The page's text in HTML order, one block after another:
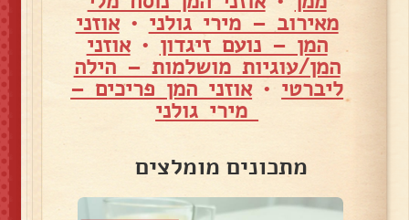
מאירוב – מירי גולני •אוזני
המן – נועם זיגדון •אוזני
המן/עוגיות מושלמות – הילה
ליברטי •אוזני המן פריכים –
מירי גולני
מתכונים מומלצים